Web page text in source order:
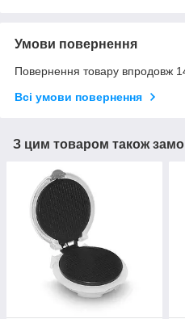
Умови повернення
Повернення товару впродовж
Всі умови повернення
З цим товаром також